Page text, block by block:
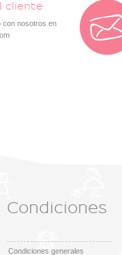
cliente
con nosotros en
Condiciones
Condiciones generales